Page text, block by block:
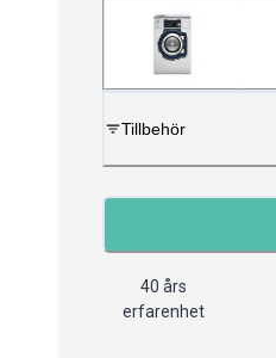
Tillbehör
40 års
erfarenhet